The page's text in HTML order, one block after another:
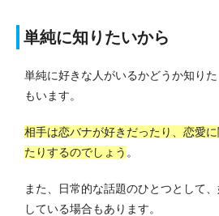
単純に知りたいから
単純に好きな人がいるかどうか知り
もいます。
相手は恋バナが好きだったり、恋愛
たりするのでしょう 。
また、日常的な話題のひとつとして
している場合もあります。